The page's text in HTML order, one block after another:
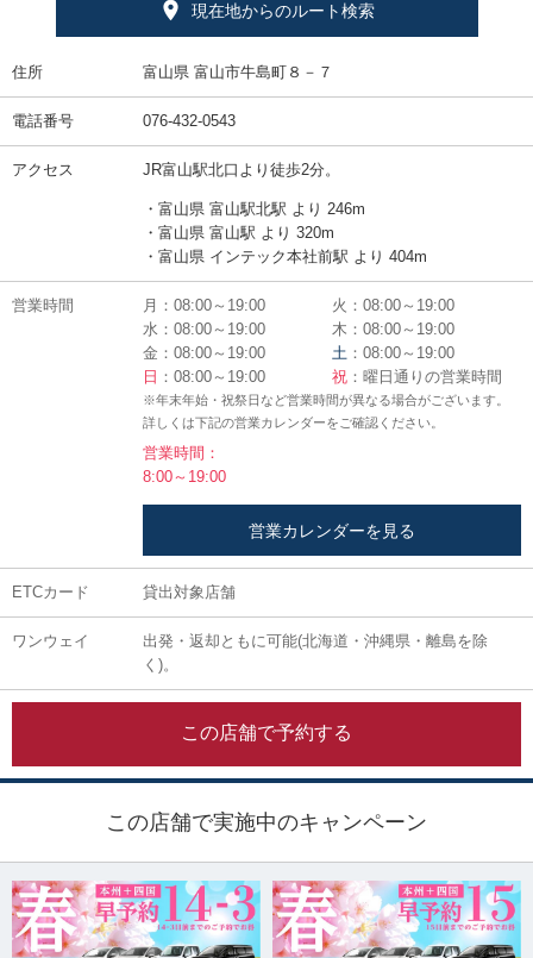
現在地からのルート検索
住所 富山県 富山市牛島町８－７
電話番号 076-432-0543
アクセス JR富山駅北口より徒歩2分。
・富山県 富山駅北駅 より 246m
・富山県 富山駅 より 320m
・富山県 インテック本社前駅 より 404m
営業時間 月：08:00～19:00
火：08:00～19:00
水：08:00～19:00
木：08:00～19:00
金：08:00～19:00
土 ：08:00～19:00
日 ：08:00～19:00 祝 ：曜日通りの営業時間
※年末年始・祝祭日など営業時間が異なる場合がございます。
詳しくは下記の営業カレンダーをご確認ください。
営業時間：
8:00～19:00
営業カレンダーを見る
ETCカード 貸出対象店舗
ワンウェイ
出発・返却ともに可能(北海道・沖縄県・離島を除
く)。
この店舗で予約する
この店舗で実施中のキャンペーン